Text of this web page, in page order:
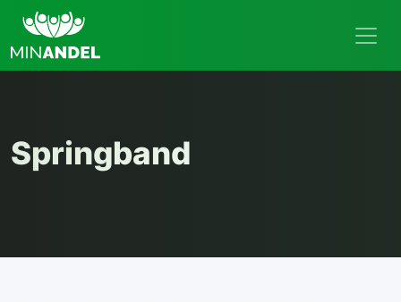
Springband